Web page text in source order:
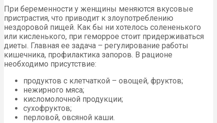
При беременности у женщины меняются вкусовые
пристрастия, что приводит к злоупотреблению
нездоровой пищей. Как бы ни хотелось солененького
или кисленького, при геморрое стоит придерживаться
диеты. Главная ее задача – регулирование работы
кишечника, профилактика запоров. В рационе
необходимо присутствие:
продуктов с клетчаткой – овощей, фруктов;
нежирного мяса;
кисломолочной продукции;
сухофруктов;
перловой, овсяной каши.